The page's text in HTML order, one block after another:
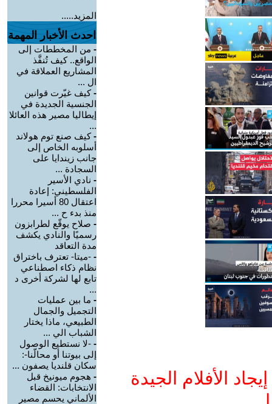
الأفلام الجيدة
المزيد.....
احدث الأخبار المهمة
- من المخططات إلى
الواقع.. كيف تُنفَّذ
المشاريع العملاقة في
ال ...
-كيف غيّرت قوانين
الجنسية الجديدة في
إيطاليا مصير هذه العائلا
...
-كيف صنع توم هولاند
أسلوبه الخاص إلى
جانب زيندايا على
السجادة ...
- نادي الأسير
الفلسطيني: إعادة
اعتقال 80 أسيرا محررا
منذ بدء ح ...
- صلاح يوقّع لطرابزون
رسميًا والنادي يكشف
مدة التعاقد
- -ميتا- تعترف باختراق
نظام ذكاء اصطناعي
تابع لها لشركة أخرى د
...
- ما بين عمليات
التجميل والجمال
الطبيعي، ماذا يختار
الشباب الي ...
- -لا نستطيع الوصول
إلى بيوتنا أو محالّنا-:
سكان قلنديا يصفون ...
- هجوم ميونيخ قبل
الانتخابات: القضاء
الألماني يحسم مصير